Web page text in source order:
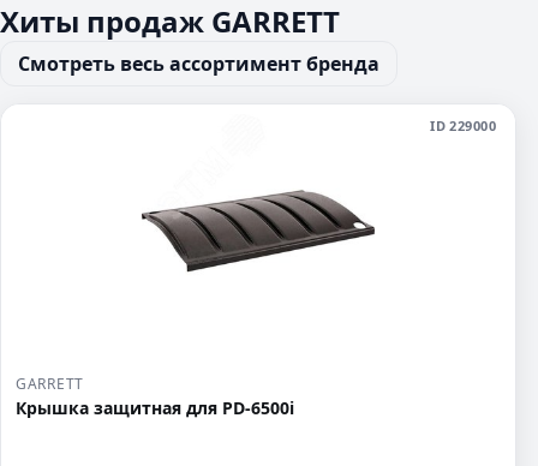
Хиты продаж GARRETT
Смотреть весь ассортимент бренда
ID 229000
GARRETT
Крышка защитная для PD-6500i